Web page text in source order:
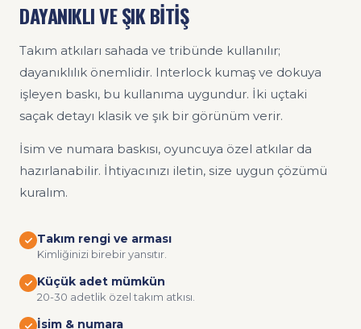
DAYANIKLI VE ŞIK BİTİŞ
Takım atkıları sahada ve tribünde kullanılır;
dayanıklılık önemlidir. Interlock kumaş ve dokuya
işleyen baskı, bu kullanıma uygundur. İki uçtaki
saçak detayı klasik ve şık bir görünüm verir.
İsim ve numara baskısı, oyuncuya özel atkılar da
hazırlanabilir. İhtiyacınızı iletin, size uygun çözümü
kuralım.
Takım rengi ve arması
Kimliğinizi birebir yansıtır.
Küçük adet mümkün
20-30 adetlik özel takım atkısı.
İsim & numara